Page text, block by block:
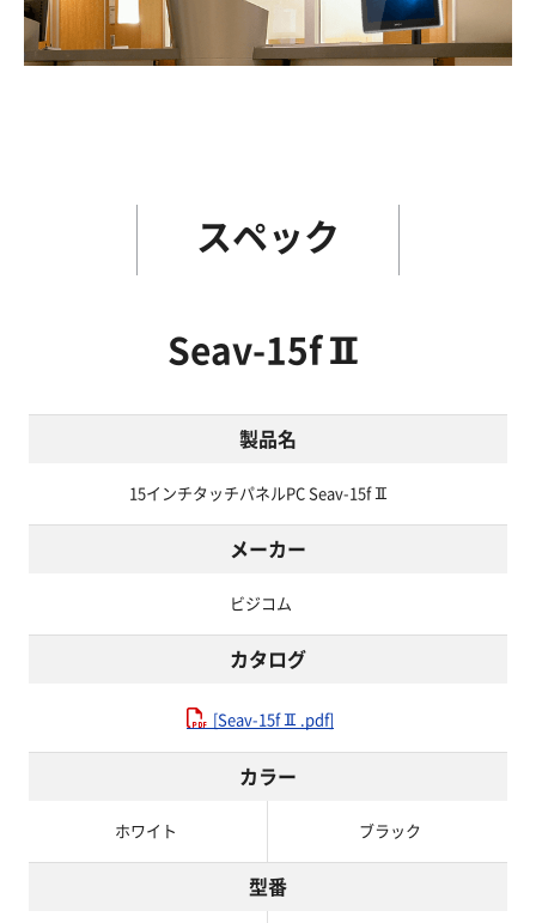
スペック
Seav-15fⅡ
製品名
15インチタッチパネルPC Seav-15fⅡ
メーカー
ビジコム
カタログ
[Seav-15fⅡ.pdf]
カラー
ホワイト ブラック
型番